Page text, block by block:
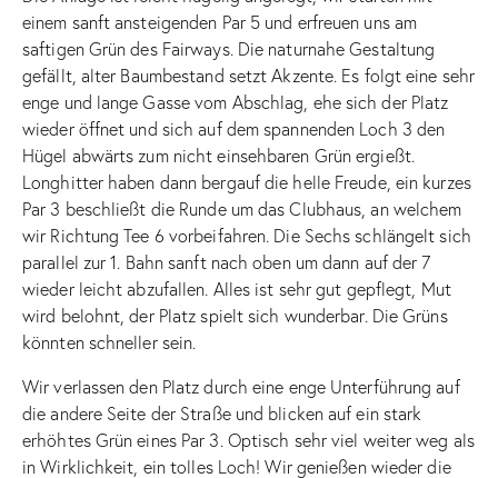
einem sanft ansteigenden Par 5 und erfreuen uns am
saftigen Grün des Fairways. Die naturnahe Gestaltung
gefällt, alter Baumbestand setzt Akzente. Es folgt eine sehr
enge und lange Gasse vom Abschlag, ehe sich der Platz
wieder öffnet und sich auf dem spannenden Loch 3 den
Hügel abwärts zum nicht einsehbaren Grün ergießt.
Longhitter haben dann bergauf die helle Freude, ein kurzes
Par 3 beschließt die Runde um das Clubhaus, an welchem
wir Richtung Tee 6 vorbeifahren. Die Sechs schlängelt sich
parallel zur 1. Bahn sanft nach oben um dann auf der 7
wieder leicht abzufallen. Alles ist sehr gut gepflegt, Mut
wird belohnt, der Platz spielt sich wunderbar. Die Grüns
könnten schneller sein.
Wir verlassen den Platz durch eine enge Unterführung auf
die andere Seite der Straße und blicken auf ein stark
erhöhtes Grün eines Par 3. Optisch sehr viel weiter weg als
in Wirklichkeit, ein tolles Loch! Wir genießen wieder die